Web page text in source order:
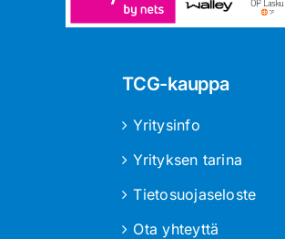
TCG-kauppa
Yritysinfo
Yrityksen tarina
Tietosuojaseloste
Ota yhteyttä